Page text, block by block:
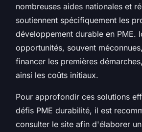
nombreuses aides nationales et
soutiennent spécifiquement les
développement durable en PME.
opportunités, souvent
financer les premières
ainsi les coûts initiaux.
Pour approfondir ces solutions
défis PME durabilité, il est
consulter le site afin d'élaborer